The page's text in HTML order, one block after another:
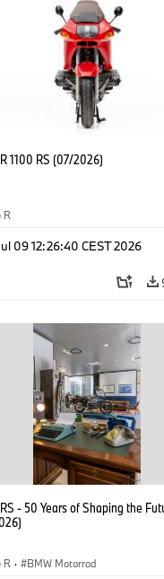
1100 RS (07/2026)
R
09 12:26:40 CEST 2026
- 50 Years of Shaping the
R · BMW Motorrad